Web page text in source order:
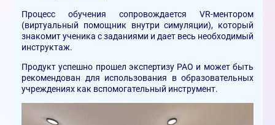
Процесс обучения сопровождается VR-ментором
(виртуальный помощник внутри симуляции), который
знакомит ученика с заданиями и дает весь необходимый
инструктаж.
Продукт успешно прошел экспертизу РАО и может быть
рекомендован для использования в образовательных
учреждениях как вспомогательный инструмент.